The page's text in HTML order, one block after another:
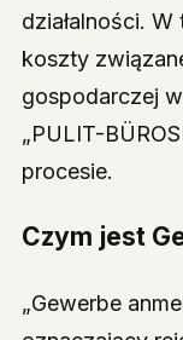
działalności.
koszty
gospodarczej
„PULIT-
procesie.
Czym jest
„Gewerbe